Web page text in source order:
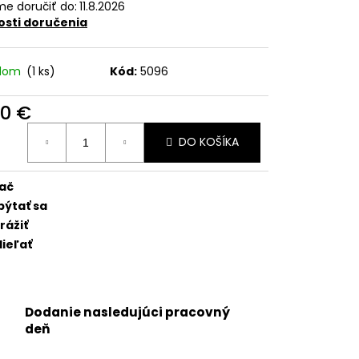
doručiť do: 11.8.2026
doručenia
(1 ks) Kód: 5096
€
DO KOŠÍKA
sa
Dodanie nasledujúci pracovný
deň
- SKLO ZADNÉHO
+ BEZDRÔTOVÉ
BLESK + MIKROFÓN +
KRÚŽOK +